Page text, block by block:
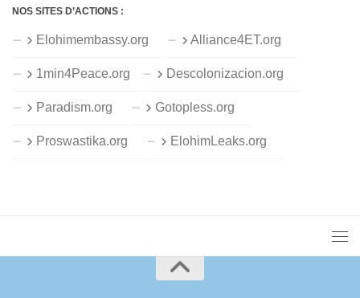
NOS SITES D’ACTIONS :
Elohimembassy.org Alliance4ET.org
1min4Peace.org Descolonizacion.org
Paradism.org Gotopless.org
Proswastika.org ElohimLeaks.org